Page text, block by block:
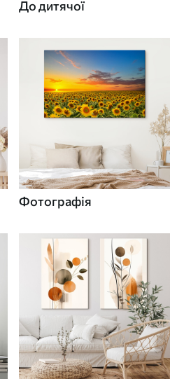
До дитячої
Фотографія